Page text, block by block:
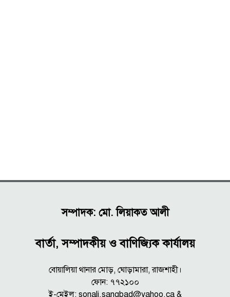
সম্পাদক: মো. লিয়াকত আলী
বার্তা, সম্পাদকীয় ও বাণিজ্যিক কার্যালয়
বোয়ালিয়া থানার মোড়, ঘোড়ামারা, রাজশাহী।
ফোন: ৭৭২১০০
ই-মেইল: sonali.sangbad@yahoo.ca &